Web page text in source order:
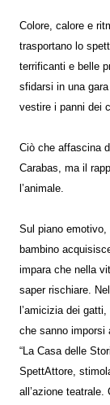
Colore, calore e
trasportano lo
terrificanti e belle
sfidarsi in una
vestire i panni dei
Ciò che affascina
Carabas, ma il
l’animale.
Sul piano emotivo,
bambino
impara che nella
saper rischiare.
l’amicizia dei
che sanno imporsi
“La Casa delle
SpettAttore,
all’azione